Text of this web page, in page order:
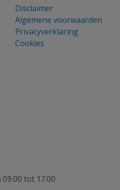
Disclaimer
Algemene voorwaarden
Privacyverklaring
Cookies
tot 17.00